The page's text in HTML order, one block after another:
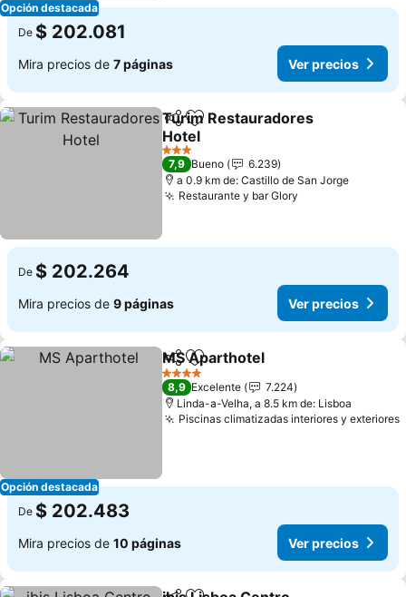
Opción destacada
De $ 202.081
Mira precios de 7 páginas Ver precios
Compartir
Agregar a favoritos
Turim Restauradores
Hotel
Ver precios
3 Estrellas
7,9 Bueno
6.239
a 0.9 km de: Castillo de San Jorge
Restaurante y bar Glory
De $ 202.264
Mira precios de 9 páginas Ver precios
Opción destacada
CompartirAgregar a favoritos
MS Aparthotel
4 Estrellas
8,9 Excelente
7.224
Linda-a-Velha, a 8.5 km de: Lisboa
Piscinas climatizadas interiores y exteriores
De $ 202.483
Mira precios de 10 páginas Ver precios